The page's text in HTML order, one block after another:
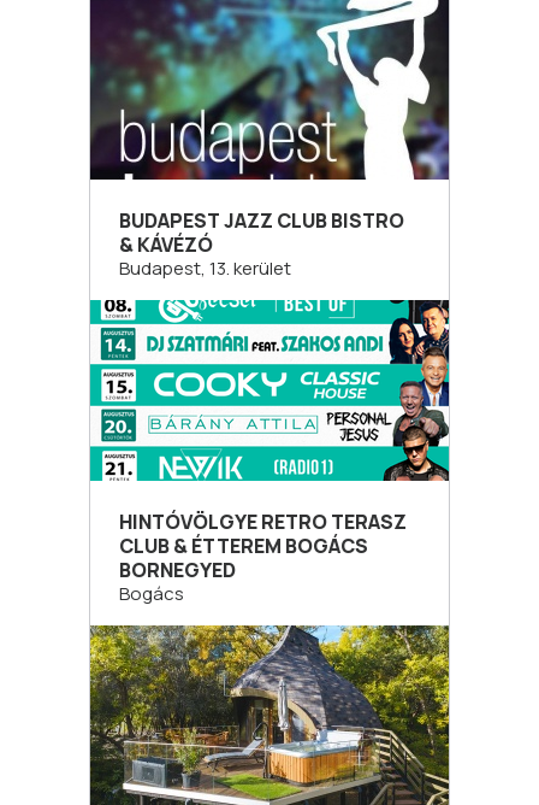
BUDAPEST JAZZ CLUB BISTRO
& KÁVÉZÓ
Budapest, 13. kerület
HINTÓVÖLGYE RETRO TERASZ
CLUB & ÉTTEREM BOGÁCS
BORNEGYED
Bogács